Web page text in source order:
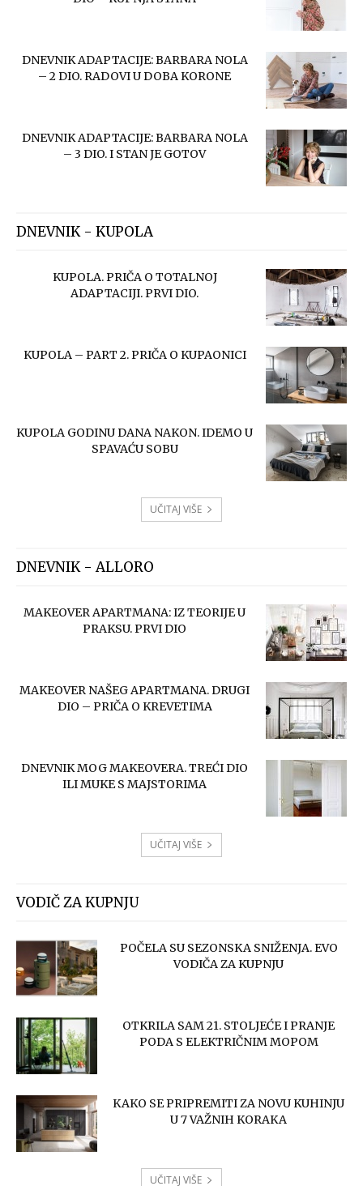
DNEVNIK ADAPTACIJE: BARBARA NOLA
– 2 DIO. RADOVI U DOBA KORONE
DNEVNIK ADAPTACIJE: BARBARA NOLA
– 3 DIO. I STAN JE GOTOV
DNEVNIK - KUPOLA
KUPOLA. PRIČA O TOTALNOJ
ADAPTACIJI. PRVI DIO.
KUPOLA – PART 2. PRIČA O KUPAONICI
KUPOLA GODINU DANA NAKON. IDEMO U
SPAVAĆU SOBU
UČITAJ VIŠE
DNEVNIK - ALLORO
MAKEOVER APARTMANA: IZ TEORIJE U
PRAKSU. PRVI DIO
MAKEOVER NAŠEG APARTMANA. DRUGI
DIO – PRIČA O KREVETIMA
DNEVNIK MOG MAKEOVERA. TREĆI DIO
ILI MUKE S MAJSTORIMA
UČITAJ VIŠE
VODIČ ZA KUPNJU
POČELA SU SEZONSKA SNIŽENJA. EVO
VODIČA ZA KUPNJU
OTKRILA SAM 21. STOLJEĆE I PRANJE
PODA S ELEKTRIČNIM MOPOM
KAKO SE PRIPREMITI ZA NOVU KUHINJU
U 7 VAŽNIH KORAKA
UČITAJ VIŠE